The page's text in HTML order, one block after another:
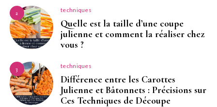
2 techniques
Quelle est la taille d’une coupe
julienne et comment la réaliser chez
vous ?
3 techniques
Différence entre les Carottes
Julienne et Bâtonnets : Précisions sur
Ces Techniques de Découpe